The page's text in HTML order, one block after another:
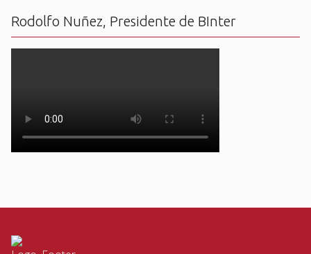
Rodolfo Nuñez, Presidente de BInter